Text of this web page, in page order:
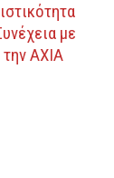
με
ΑΧΙΑ